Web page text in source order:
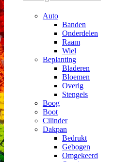
Auto
Banden
Onderdelen
Raam
Wiel
Beplanting
Bladeren
Bloemen
Overig
Stengels
Boog
Boot
Cilinder
Dakpan
Bedrukt
Gebogen
Omgekeerd